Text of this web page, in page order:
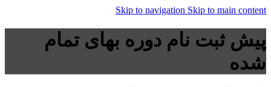
Skip to navigation Skip to main content
پیش ثبت نام دوره بهای تمام
شده